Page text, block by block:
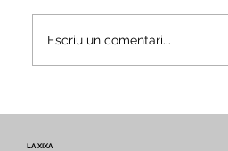
Escriu un comentari...
LA XIXA